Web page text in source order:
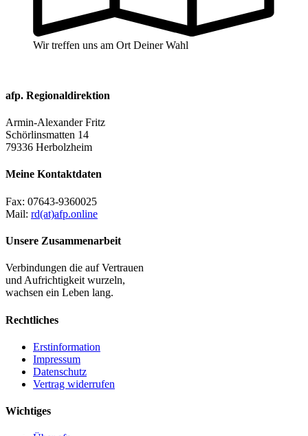
Wir treffen uns am Ort Deiner Wahl
afp. Regionaldirektion
Armin-Alexander Fritz
Schörlinsmatten 14
79336 Herbolzheim
Meine Kontaktdaten
Fax: 07643-9360025
Mail: rd(at)afp.online
Unsere Zusammenarbeit
Verbindungen die auf Vertrauen
und Aufrichtigkeit wurzeln,
wachsen ein Leben lang.
Rechtliches
Erstinformation
Impressum
Datenschutz
Vertrag widerrufen
Wichtiges